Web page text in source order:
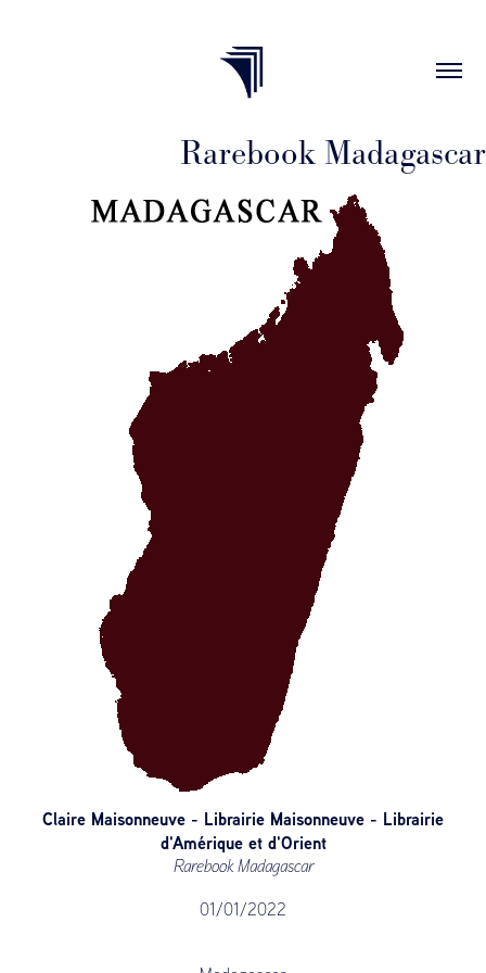
Rarebook Madagascar
Claire Maisonneuve - Librairie Maisonneuve - Librairie
d'Amérique et d'Orient
Rarebook Madagascar
01/01/2022